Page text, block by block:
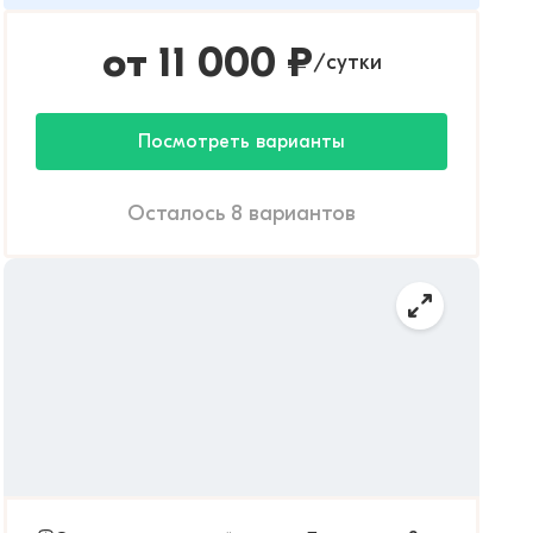
от 11 000 ₽/сутки
Посмотреть варианты
Осталось 8 вариантов